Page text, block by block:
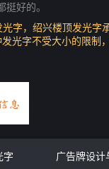
好的。
字，绍兴楼顶发光
光字不受大小的限制
字 广告牌设计